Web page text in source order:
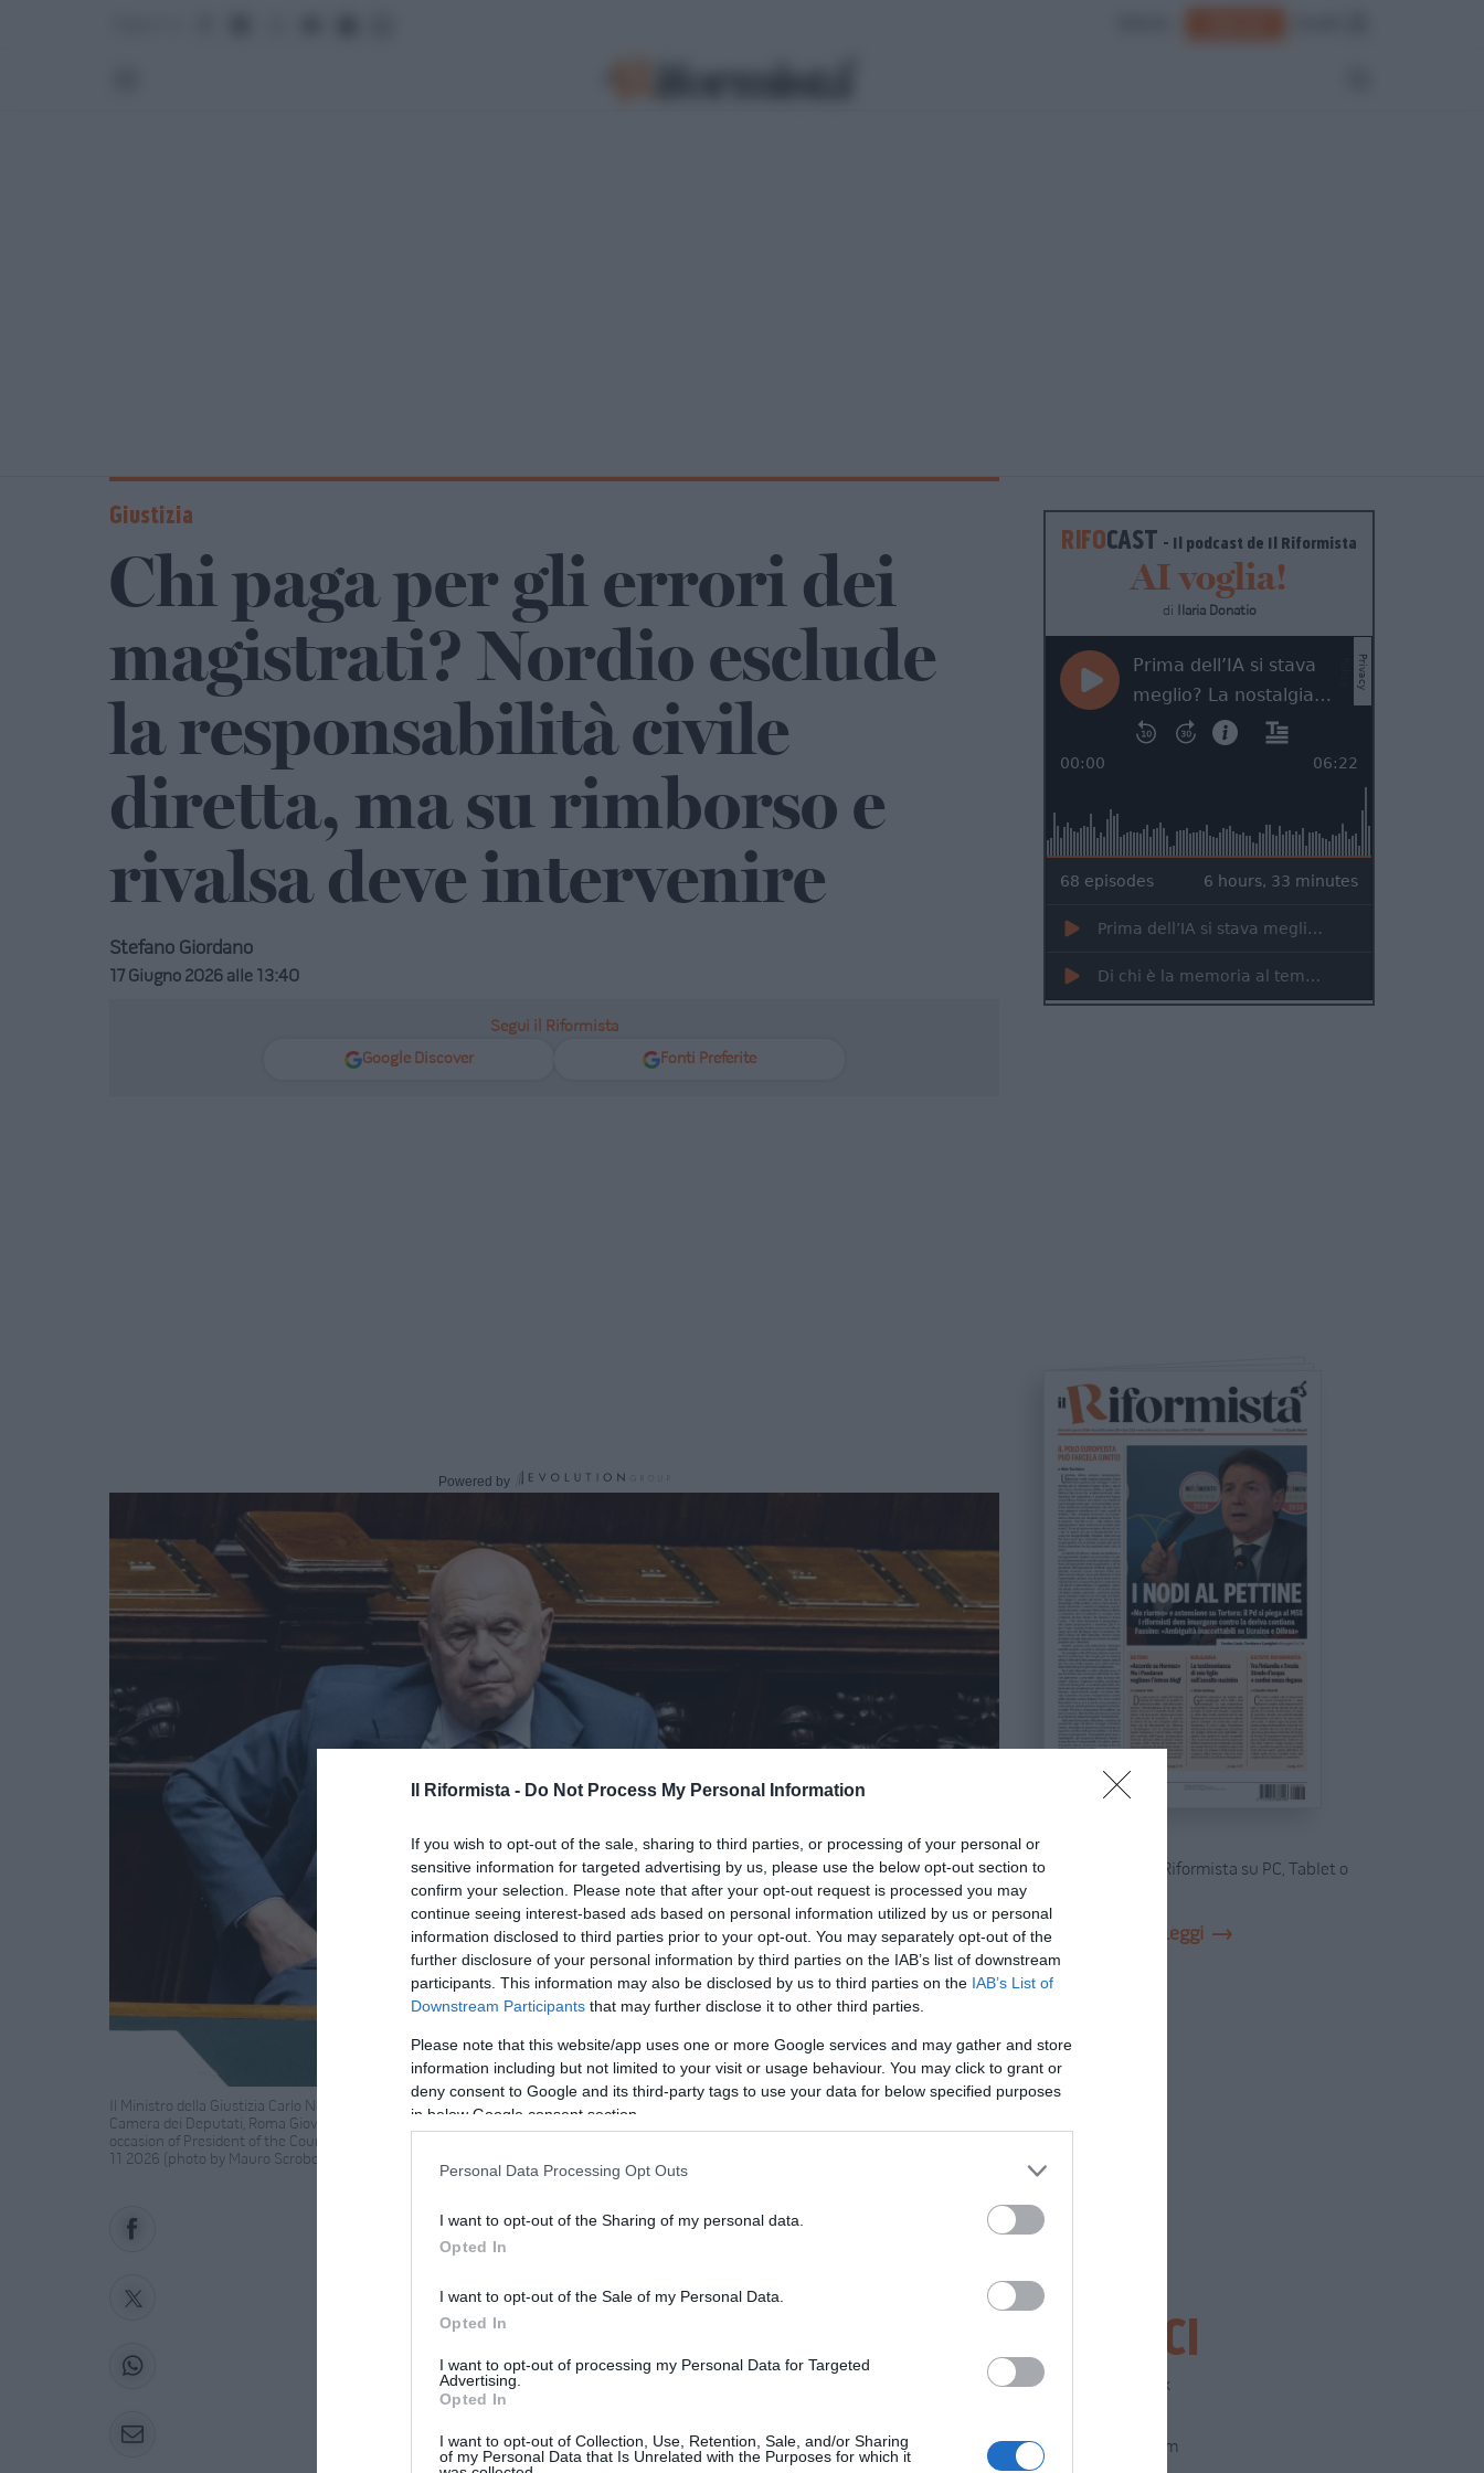
Il Riformista - Do Not Process My Personal Information
If you wish to opt-out of the sale, sharing to third parties, or processing of your personal or
sensitive information for targeted advertising by us, please use the below opt-out section to
confirm your selection. Please note that after your opt-out request is processed you may
continue seeing interest-based ads based on personal information utilized by us or personal
information disclosed to third parties prior to your opt-out. You may separately opt-out of the
further disclosure of your personal information by third parties on the IAB’s list of downstream
participants. This information may also be disclosed by us to third parties on the IAB’s List of
Downstream Participants that may further disclose it to other third parties.
Please note that this website/app uses one or more Google services and may gather and store
information including but not limited to your visit or usage behaviour. You may click to grant or
deny consent to Google and its third-party tags to use your data for below specified purposes
in below Google consent section.
Personal Data Processing Opt Outs
I want to opt-out of the Sharing of my personal data.
Opted In
I want to opt-out of the Sale of my Personal Data.
Opted In
I want to opt-out of processing my Personal Data for Targeted
Advertising.
Opted In
I want to opt-out of Collection, Use, Retention, Sale, and/or Sharing
of my Personal Data that Is Unrelated with the Purposes for which it
Giustizia
Chi paga per gli errori dei
magistrati? Nordio esclude
la responsabilità civile
diretta, ma su rimborso e
rivalsa deve intervenire
Stefano Giordano
17 Giugno 2026 alle 13:40
Segui il Riformista
Google Discover
Fonti Preferite
Powered by
Il Ministro della Giustizia Carlo Nordio in occasione delle Comunicazioni Presidente del Consiglio Meloni in vista del Consiglio Europeo.
Camera dei Deputati, Roma Giovedì 11 Giugno 2026 (photo by Mauro Scrobogna / LaPresse) Minister of Justice Carlo Nordio on the
occasion of President of the Council Meloni’s announcements ahead of the European Council. Chamber of Deputies, Rome, Thursday June
11 2026 (photo by Mauro Scrobogna / LaPresse)
RIFOCAST - Il podcast de Il Riformista
AI voglia!
di Ilaria Donatio
Sfoglia e leggi Il Riformista su PC, Tablet o
Leggi
SEGUICI
Facebook
Instagram